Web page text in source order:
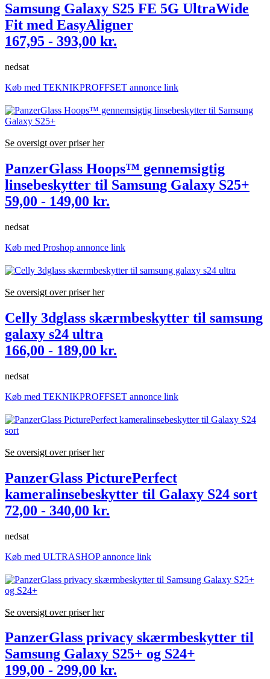
Samsung Galaxy S25 FE 5G UltraWide
Fit med EasyAligner
167,95 - 393,00 kr.
nedsat
Køb med TEKNIKPROFFSET annonce link
Se oversigt over priser her
PanzerGlass Hoops™ gennemsigtig
linsebeskytter til Samsung Galaxy S25+
59,00 - 149,00 kr.
nedsat
Køb med Proshop annonce link
Se oversigt over priser her
Celly 3dglass skærmbeskytter til samsung
galaxy s24 ultra
166,00 - 189,00 kr.
nedsat
Køb med TEKNIKPROFFSET annonce link
Se oversigt over priser her
PanzerGlass PicturePerfect
kameralinsebeskytter til Galaxy S24 sort
72,00 - 340,00 kr.
nedsat
Køb med ULTRASHOP annonce link
Se oversigt over priser her
PanzerGlass privacy skærmbeskytter til
Samsung Galaxy S25+ og S24+
199,00 - 299,00 kr.